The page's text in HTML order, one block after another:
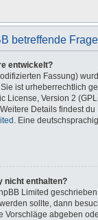
betreffende
entwickelt?
Fassung)
ist urheberrechtlich
License, Version 2
Details findest du
. Eine
nicht enthalten?
Limited
sollte, dann
Vorschläge abgeben